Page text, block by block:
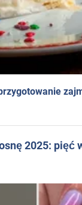
2025: pięć